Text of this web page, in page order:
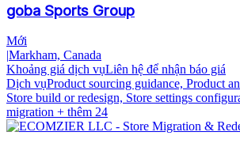
goba Sports Group
Mới
|Markham, Canada
Khoảng giá dịch vụLiên hệ để nhận báo giá
Dịch vụProduct sourcing guidance, Product
Store build or redesign, Store settings
migration + thêm 24